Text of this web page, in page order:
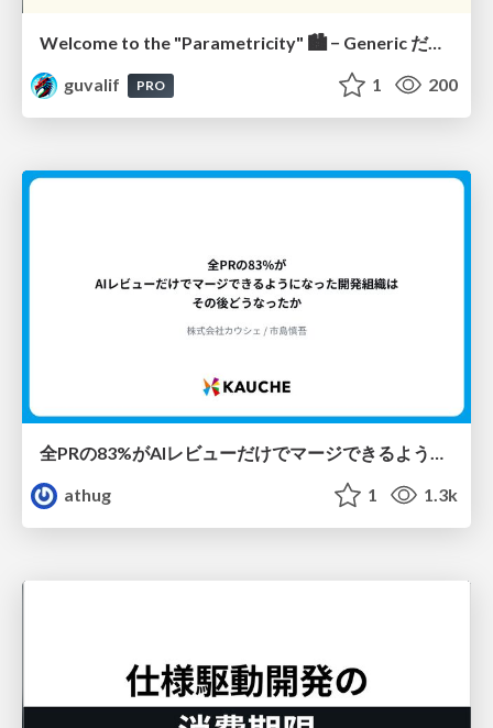
Welcome to the "Parametricity" 🏙️ − Generic だけど Specific な世界 −
guvalif
PRO 1 200
athug
1 1.3k